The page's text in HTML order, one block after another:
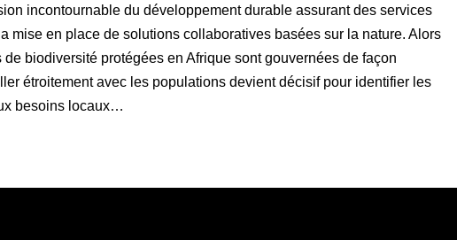
incontournable du développement durable assurant des services
mise en place de solutions collaboratives basées sur la nature. Alors
biodiversité protégées en Afrique sont gouvernées de façon
étroitement avec les populations devient décisif pour identifier les
besoins locaux…